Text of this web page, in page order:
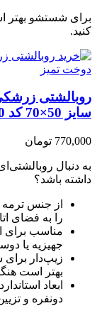
برای شستشو بهتر
کنید.
روبالشتی
سایز 50×70 کد 1510
770,000 تومان
به دنبال
داشته باشد؟
از جنس
را به فضای
مناسب برای
جهیزیه یا
زیپ‌دار
بهتر است
دونفره و